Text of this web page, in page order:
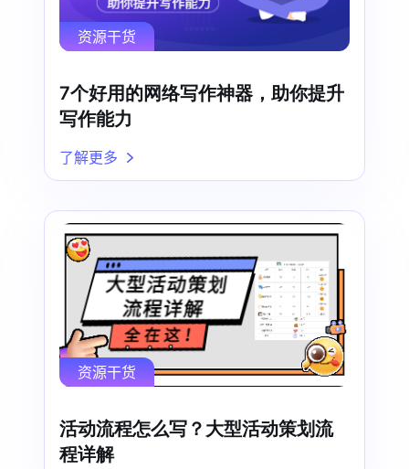
资源干货
7个好用的网络写作神器，助你提升
写作能力
了解更多
资源干货
活动流程怎么写？大型活动策划流
程详解